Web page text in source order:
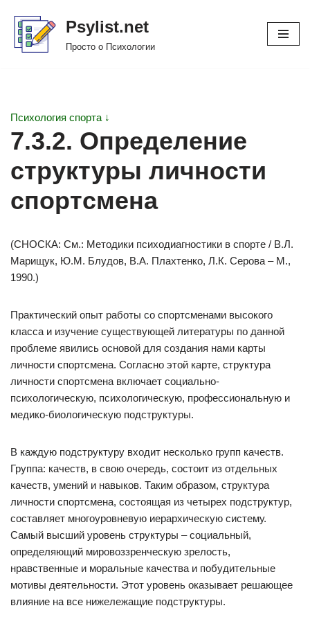
Перейти
Psylist.net
Просто о Психологии
Психология спорта ↓
7.3.2. Определение
структуры личности
спортсмена
(СНОСКА: См.: Методики психодиагностики в спорте / В.Л.
Марищук, Ю.М. Блудов, В.А. Плахтенко, Л.К. Серова – М.,
1990.)
Практический опыт работы со спортсменами высокого
класса и изучение существующей литературы по данной
проблеме явились основой для создания нами карты
личности спортсмена. Согласно этой карте, структура
личности спортсмена включает социально-
психологическую, психологическую, профессиональную и
медико-биологическую подструктуры.
В каждую подструктуру входит несколько групп качеств.
Группа: качеств, в свою очередь, состоит из отдельных
качеств, умений и навыков. Таким образом, структура
личности спортсмена, состоящая из четырех подструктур,
составляет многоуровневую иерархическую систему.
Самый высший уровень структуры – социальный,
определяющий мировоззренческую зрелость,
нравственные и моральные качества и побудительные
мотивы деятельности. Этот уровень оказывает решающее
влияние на все нижележащие подструктуры.